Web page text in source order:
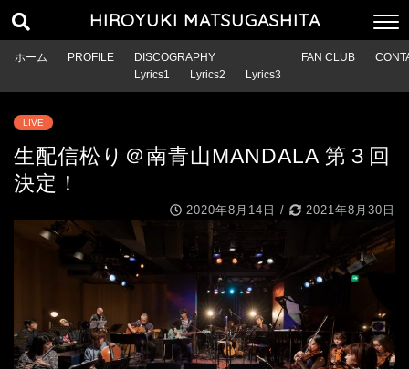
HIROYUKI MATSUGASHITA
ホーム PROFILE
DISCOGRAPHY
Lyrics1
Lyrics2 Lyrics3
FAN CLUB
LIVE
生配信松り＠南青山MANDALA 第３回
決定！
2020年8月14日 / 2021年8月30日